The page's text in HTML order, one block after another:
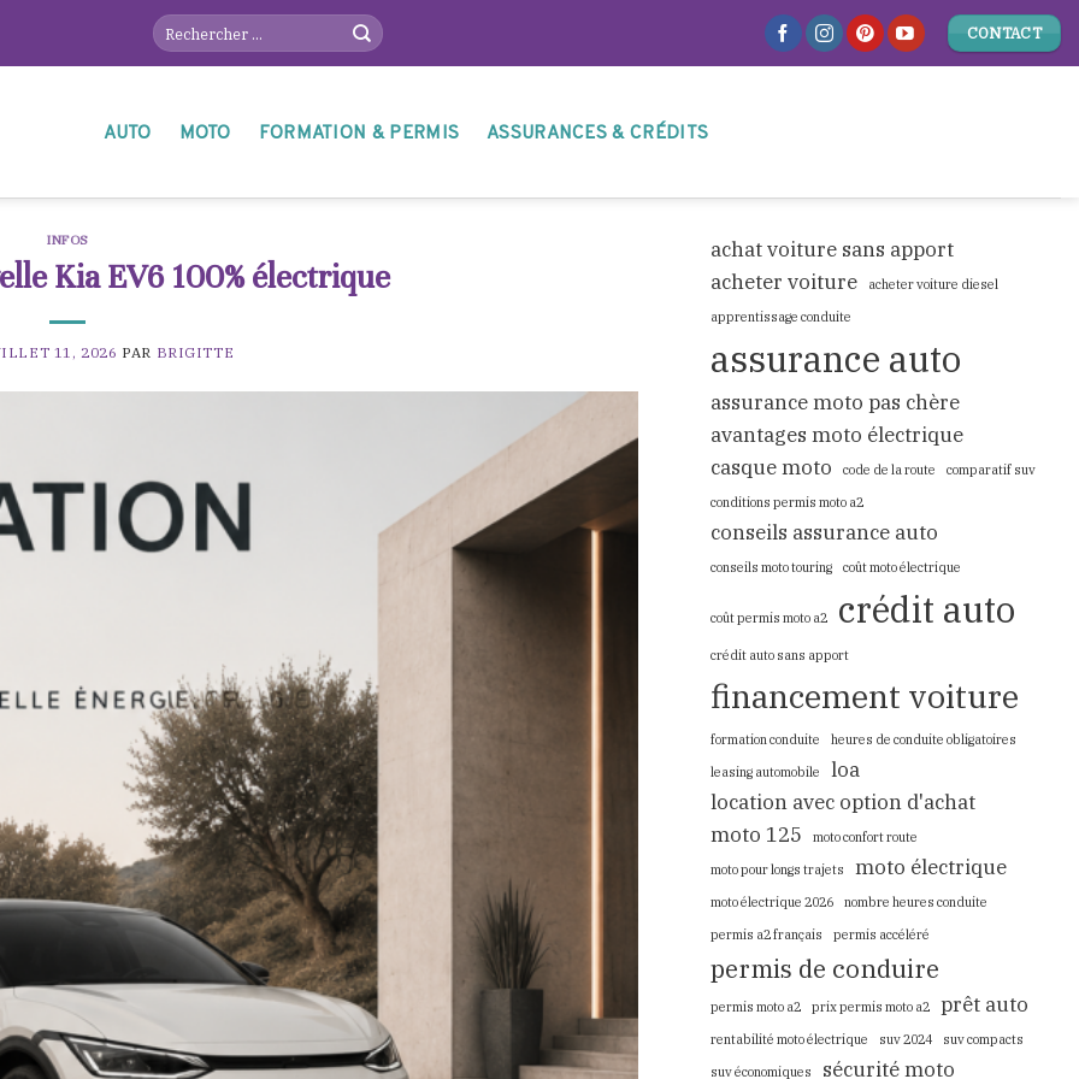
CONTACT
AUTO MOTO FORMATION & PERMIS ASSURANCES & CRÉDITS
INFOS
Kia EV6 100% électrique
11, 2026 PAR BRIGITTE
achat voiture sans apport
acheter voiture
acheter voiture diesel
apprentissage conduite
assurance auto
assurance moto pas chère
avantages moto électrique
casque moto
code de la route
comparatif suv
conditions permis moto a2
conseils assurance auto
conseils moto touring coût moto électrique
coût permis moto a2 crédit auto
crédit auto sans apport
financement voiture
formation conduite
heures de conduite obligatoires
leasing automobile
loa
location avec option d'achat
moto 125
moto confort route
moto pour longs trajets
moto électrique
moto électrique 2026
nombre heures conduite
permis a2 français
permis accéléré
permis de conduire
permis moto a2 prix permis moto a2 prêt auto
rentabilité moto électrique suv 2024
suv compacts
suv économiques
sécurité moto